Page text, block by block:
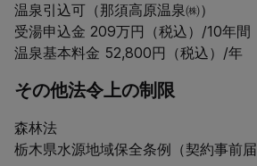
温泉引込可（那須高原温泉㈱）
受湯申込金 209万円（税込）/10年間
温泉基本料金 52,800円（税込）/年
その他法令上の制限
森林法
栃木県水源地域保全条例（契約事前届